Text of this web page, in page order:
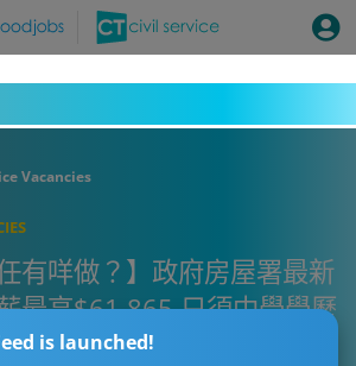
is launched!
Vacancies
有咩做？】政府房屋署最新
最高$61,865 只須中學學歷
責及申請方法)